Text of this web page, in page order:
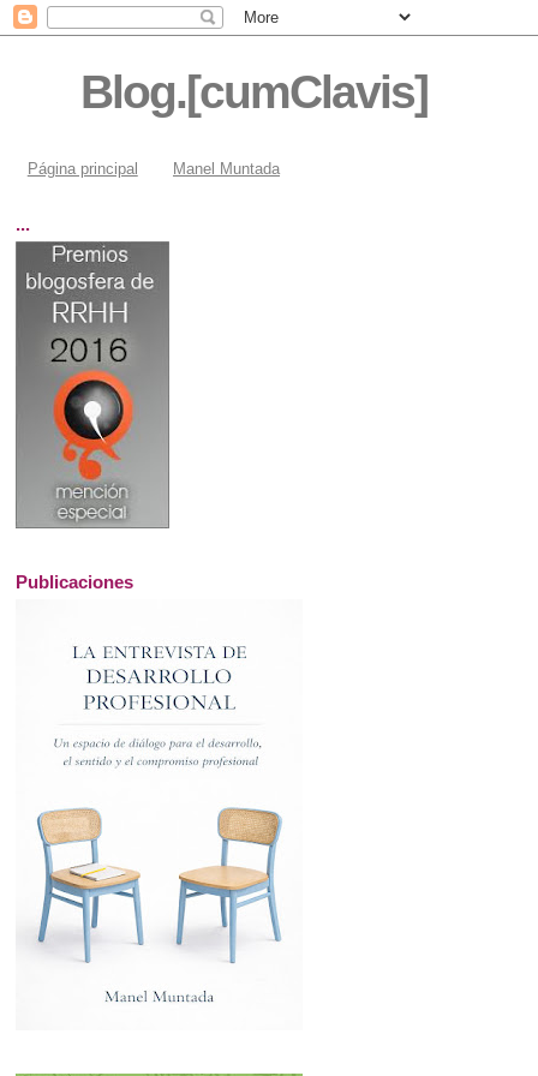
Blog.[cumClavis]
Página principal Manel Muntada
...
Publicaciones